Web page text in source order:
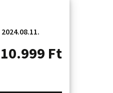
2024.08.11.
10.999 Ft